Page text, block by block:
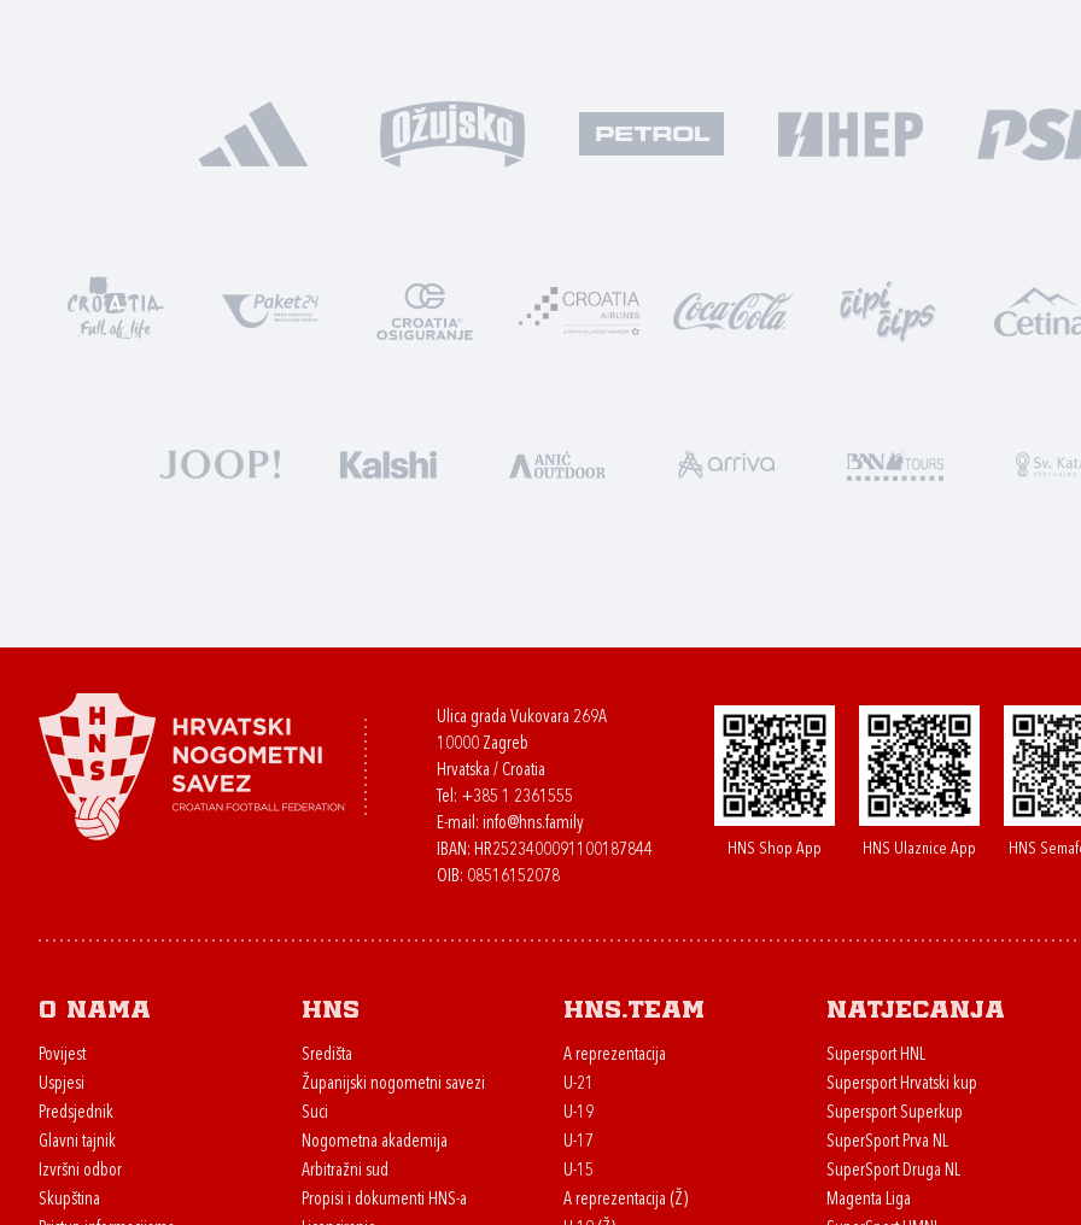
Ulica grada Vukovara 269A
10000 Zagreb
Hrvatska / Croatia
Tel: +385 1 2361555
E-mail: info@hns.family
IBAN: HR2523400091100187844
OIB: 08516152078
HNS Shop App HNS Ulaznice App HNS
O nama
Povijest
Uspjesi
Predsjednik
Glavni tajnik
Izvršni odbor
Skupština
HNS
Središta
Županijski nogometni savezi
Suci
Nogometna akademija
Arbitražni sud
Propisi i dokumenti HNS-a
HNS.team
A reprezentacija
U-21
U-19
U-17
U-15
A reprezentacija (Ž)
Natjecanja
Supersport HNL
Supersport Hrvatski kup
Supersport Superkup
SuperSport Prva NL
SuperSport Druga NL
Magenta Liga